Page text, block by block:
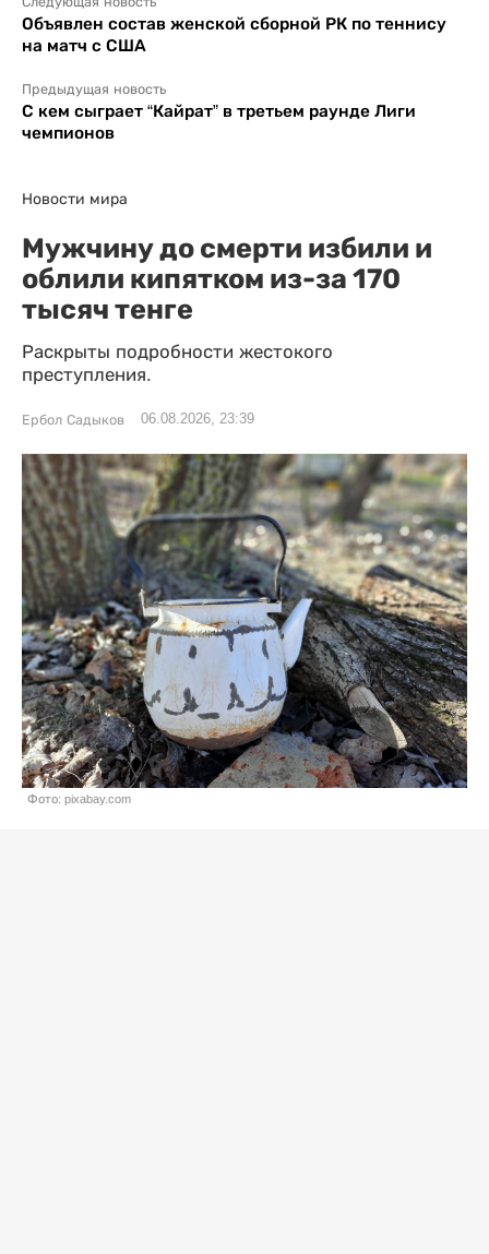
Объявлен состав женской сборной РК по теннису
на матч с США
Предыдущая новость
С кем сыграет “Кайрат” в третьем раунде Лиги
чемпионов
Новости мира
Мужчину до смерти избили и
облили кипятком из-за 170
тысяч тенге
Раскрыты подробности жестокого
преступления.
Ербол Садыков 06.08.2026, 23:39
Фото: pixabay.com